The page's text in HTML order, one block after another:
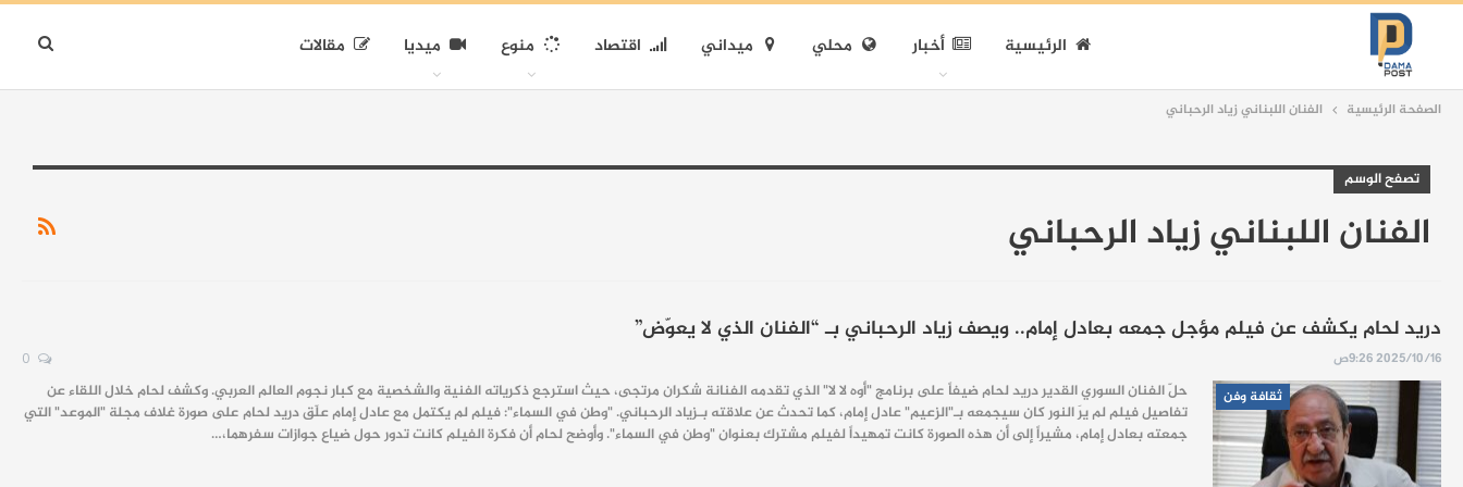
الرئيسية أخبار محلي ميداني اقتصاد منوع ميديا مقالات
الصفحة الرئيسية الفنان اللبناني زياد الرحباني
تصفح الوسم
الفنان اللبناني زياد الرحباني
دريد لحام يكشف عن فيلم مؤجل جمعه بعادل إمام.. ويصف زياد الرحباني بـ “الفنان الذي لا يعوّض”
2025/10/16 9:26ص
ثقافة وفن
حلّ الفنان السوري القدير دريد لحام ضيفاً على برنامج "أوه لا لا" الذي تقدمه الفنانة شكران مرتجى، حيث استرجع ذكرياته الفنية والشخصية مع كبار نجوم العالم العربي. وكشف لحام خلال اللقاء عن
تفاصيل فيلم لم يرَ النور كان سيجمعه بـ"الزعيم" عادل إمام، كما تحدث عن علاقته بـزياد الرحباني. "وطن في السماء": فيلم لم يكتمل مع عادل إمام علّق دريد لحام على صورة غلاف مجلة "الموعد" التي
جمعته بعادل إمام، مشيراً إلى أن هذه الصورة كانت تمهيداً لفيلم مشترك بعنوان "وطن في السماء". وأوضح لحام أن فكرة الفيلم كانت تدور حول ضياع جوازات سفرهما،…